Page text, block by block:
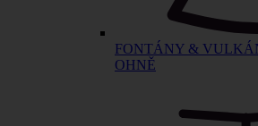
FONTÁNY &
OHNĚ